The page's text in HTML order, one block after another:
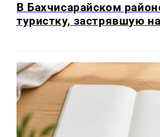
В Бахчисарайском
туристку, застрявшую